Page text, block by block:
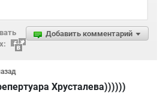
Добавить комментарий
Хрусталева))))))